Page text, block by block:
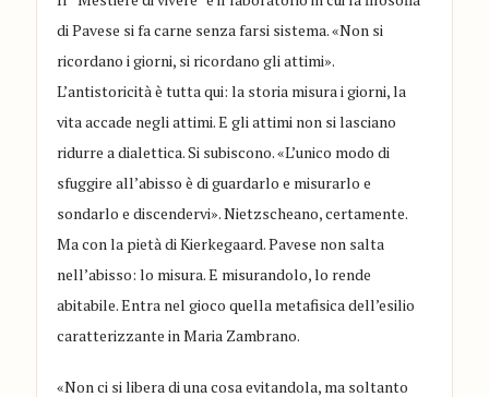
di Pavese si fa carne senza farsi sistema. «Non si
ricordano i giorni, si ricordano gli attimi».
L’antistoricità è tutta qui: la storia misura i giorni, la
vita accade negli attimi. E gli attimi non si lasciano
ridurre a dialettica. Si subiscono. «L’unico modo di
sfuggire all’abisso è di guardarlo e misurarlo e
sondarlo e discendervi». Nietzscheano, certamente.
Ma con la pietà di Kierkegaard. Pavese non salta
nell’abisso: lo misura. E misurandolo, lo rende
abitabile. Entra nel gioco quella metafisica dell’esilio
caratterizzante in Maria Zambrano.
«Non ci si libera di una cosa evitandola, ma soltanto